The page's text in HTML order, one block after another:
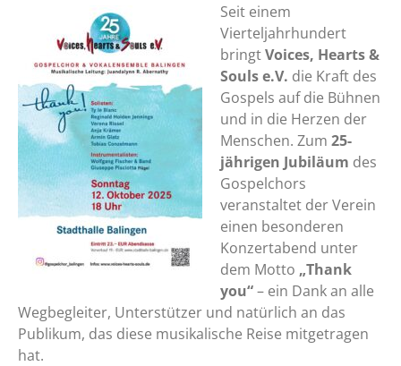
Seit einem
Vierteljahrhundert
bringtVoices, Hearts &
Souls e.V. die Kraft des
Gospels auf die Bühnen
und in die Herzen der
Menschen. Zum 25-
jährigen Jubiläum des
Gospelchors
veranstaltet der Verein
einen besonderen
Konzertabend unter
dem Motto „Thank
you“– ein Dank an alle
Wegbegleiter, Unterstützer und natürlich an das
Publikum, das diese musikalische Reise mitgetragen
hat.